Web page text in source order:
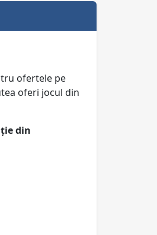
ofertele pe
oferi jocul din
din